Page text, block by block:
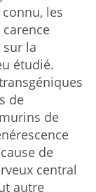
les
la
étudié.
de
de
de
central
autre